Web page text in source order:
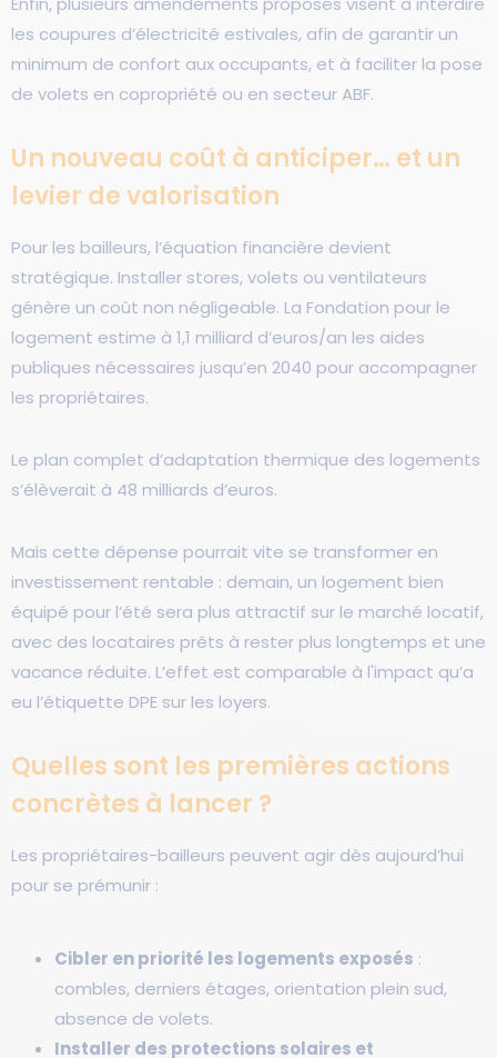
les coupures d’électricité estivales, afin de garantir un
minimum de confort aux occupants, et à faciliter la pose
de volets en copropriété ou en secteur ABF.
Un nouveau coût à anticiper… et un
levier de valorisation
Pour les bailleurs, l’équation financière devient
stratégique. Installer stores, volets ou ventilateurs
génère un coût non négligeable. La Fondation pour le
logement estime à 1,1 milliard d’euros/an les aides
publiques nécessaires jusqu’en 2040 pour accompagner
les propriétaires.
Le plan complet d’adaptation thermique des logements
s’élèverait à 48 milliards d’euros.
Mais cette dépense pourrait vite se transformer en
investissement rentable : demain, un logement bien
équipé pour l’été sera plus attractif sur le marché locatif,
avec des locataires prêts à rester plus longtemps et une
vacance réduite. L’effet est comparable à l'impact qu’a
eu l’étiquette DPE sur les loyers.
Quelles sont les premières actions
concrètes à lancer ?
Les propriétaires-bailleurs peuvent agir dès aujourd’hui
pour se prémunir :
Cibler en priorité les logements exposés :
combles, derniers étages, orientation plein sud,
absence de volets.
Installer des protections solaires et